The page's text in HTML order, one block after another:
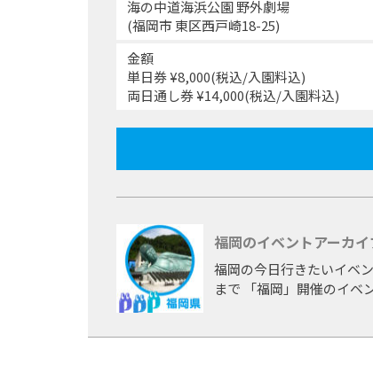
海の中道海浜公園 野外劇場
(福岡市 東区西戸崎18-25)
金額
単日券 ¥8,000(税込/入園料込)
両日通し券 ¥14,000(税込/入園料込)
福岡のイベントアーカ
福岡の今日行きたいイベ
まで 「福岡」開催のイベ